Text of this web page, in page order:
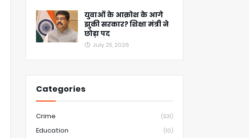
युवाओं के आक्रोश के आगे
झुकी सरकार? शिक्षा मंत्री ने
छोड़ा पद
July 25, 2026
Categories
Crime (531)
Education (10)